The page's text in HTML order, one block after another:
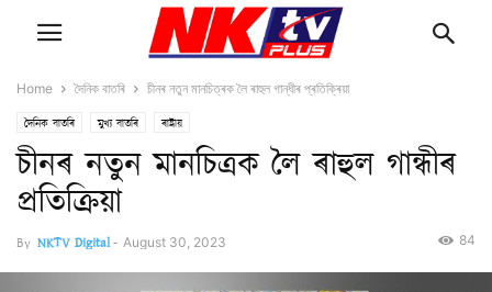
Home দৈনিক বাতৰি চীনৰ নতুন মানচিত্ৰক লৈ ৰাহুল গান্ধীৰ প্ৰতিক্ৰিয়া
দৈনিক বাতৰি মুখ্য বাতৰি ৰাষ্ট্ৰীয়
চীনৰ নতুন মানচিত্ৰক লৈ ৰাহুল গান্ধীৰ
প্ৰতিক্ৰিয়া
By NKTV Digital- August 30, 2023 84